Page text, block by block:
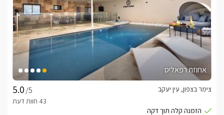
אחוזת רפאליס
/5
צימר בצפון, עין יעקב